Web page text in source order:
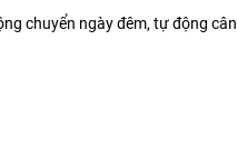
chuyển ngày đêm, tự động